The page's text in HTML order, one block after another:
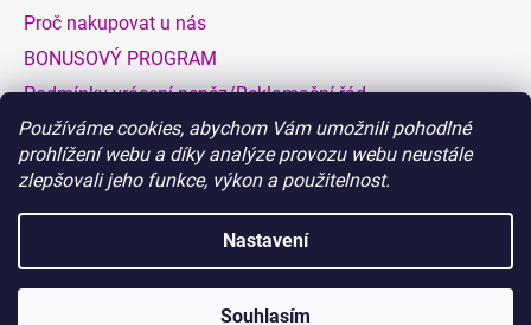
Používáme cookies, abychom Vám umožnili pohodlné
prohlížení webu a díky analýze provozu webu neustále
zlepšovali jeho funkce, výkon a použitelnost.
Nastavení
Souhlasím
Proč nakupovat u nás
BONUSOVÝ PROGRAM
Podmínky vrácení peněz/Reklamační řád
Dodací a platební podmínky
Hodnocení obchodu
Vytvořil Shoptet